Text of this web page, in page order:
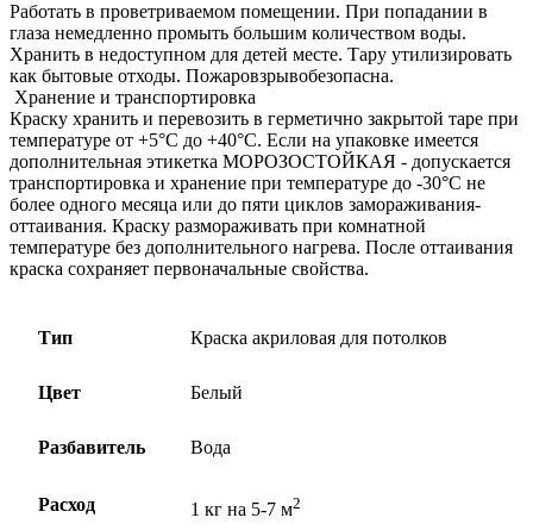
Работать в проветриваемом помещении. При попадании в
глаза немедленно промыть большим количеством воды.
Хранить в недоступном для детей месте. Тару утилизировать
как бытовые отходы. Пожаровзрывобезопасна.
Хранение и транспортировка
Краску хранить и перевозить в герметично закрытой таре при
температуре от +5°С до +40°С. Если на упаковке имеется
дополнительная этикетка МОРОЗОСТОЙКАЯ - допускается
транспортировка и хранение при температуре до -30°С не
более одного месяца или до пяти циклов замораживания-
оттаивания. Краску размораживать при комнатной
температуре без дополнительного нагрева. После оттаивания
краска сохраняет первоначальные свойства.
Тип Краска акриловая для потолков
Цвет Белый
Разбавитель Вода
Расход 1 кг на 5-7 м2